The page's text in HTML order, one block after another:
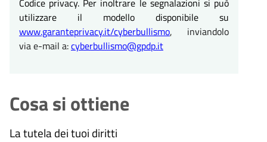
utilizzare il modello disponibile su
www.garanteprivacy.it/cyberbullismo, inviandolo
via e-mail a:cyberbullismo@gpdp.it
Cosa si ottiene
La tutela dei tuoi diritti